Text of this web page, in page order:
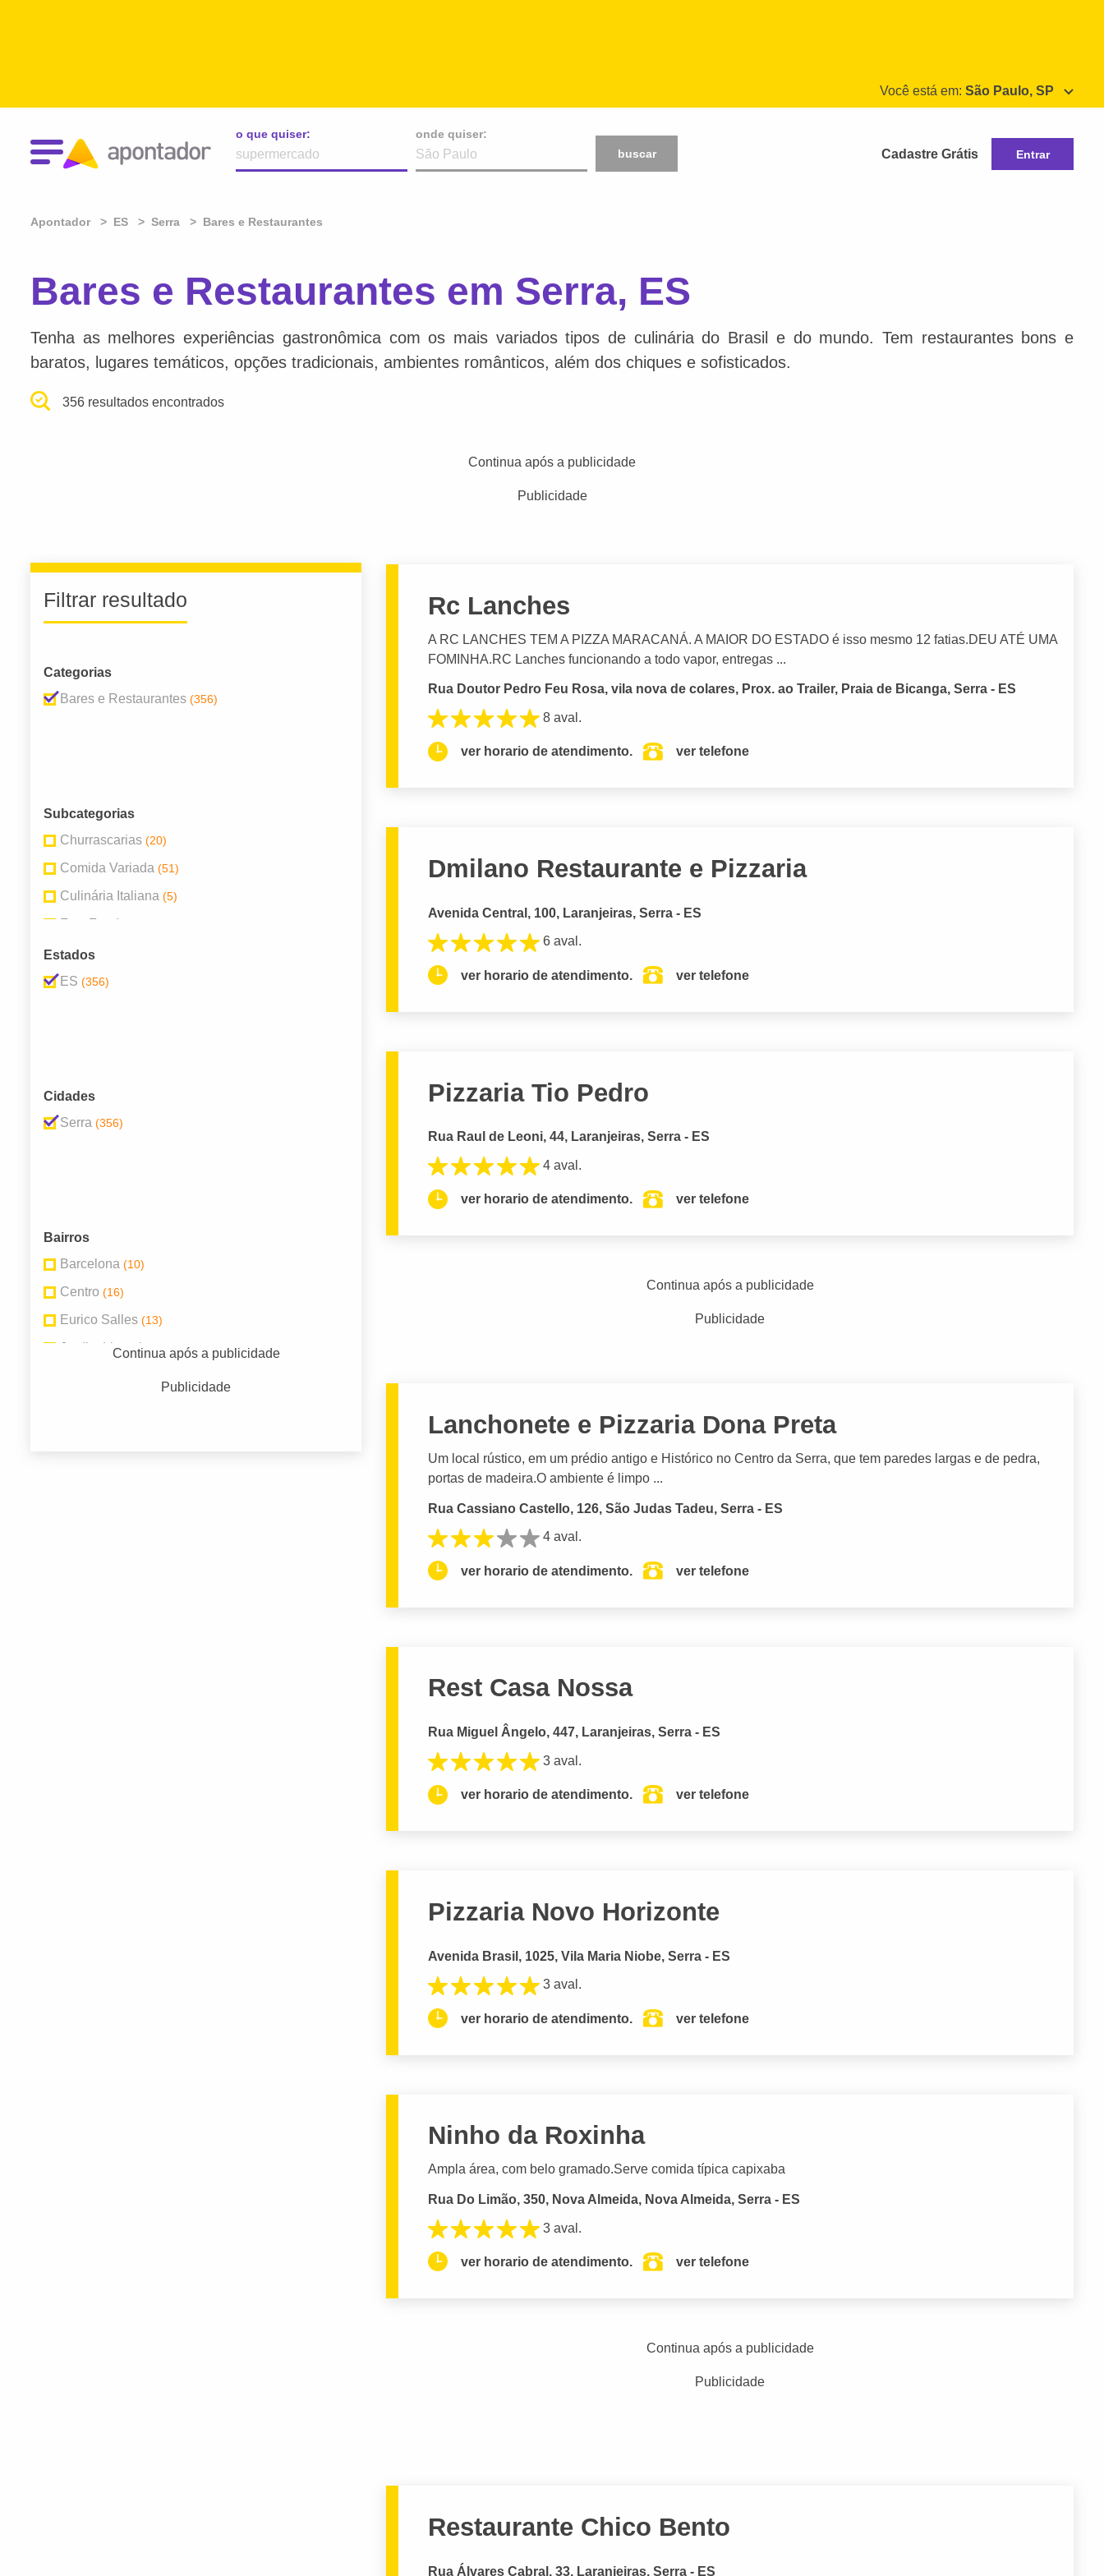
Você está em: São Paulo, SP
o que quiser:
onde quiser:
buscar
Cadastre Grátis Entrar
Apontador ES Serra Bares e Restaurantes
Bares e Restaurantes em Serra, ES
Tenha as melhores experiências gastronômica com os mais variados tipos de culinária do Brasil e do mundo. Tem restaurantes bons e
baratos, lugares temáticos, opções tradicionais, ambientes românticos, além dos chiques e sofisticados.
356 resultados encontrados
Continua após a publicidade
Publicidade
Filtrar resultado
Categorias
Bares e Restaurantes (356)
Subcategorias
Churrascarias (20)
Comida Variada (51)
Culinária Italiana (5)
Fast Food
Frutos do Mar
Lanchonetes
Sorveterias
Estados
ES (356)
Cidades
Serra (356)
Bairros
Barcelona (10)
Centro (16)
Eurico Salles (13)
Jardim Limoeiro(9)
Continua após a publicidade
Publicidade
Rc Lanches
A RC LANCHES TEM A PIZZA MARACANÁ. A MAIOR DO ESTADO é isso mesmo 12 fatias.DEU ATÉ UMA
FOMINHA.RC Lanches funcionando a todo vapor, entregas ...
Rua Doutor Pedro Feu Rosa, vila nova de colares, Prox. ao Trailer, Praia de Bicanga, Serra - ES
8 aval.
ver horario de atendimento. ver telefone
Dmilano Restaurante e Pizzaria
Avenida Central, 100, Laranjeiras, Serra - ES
6 aval.
ver horario de atendimento. ver telefone
Pizzaria Tio Pedro
Rua Raul de Leoni, 44, Laranjeiras, Serra - ES
4 aval.
ver horario de atendimento. ver telefone
Continua após a publicidade
Publicidade
Lanchonete e Pizzaria Dona Preta
Um local rústico, em um prédio antigo e Histórico no Centro da Serra, que tem paredes largas e de pedra,
portas de madeira.O ambiente é limpo ...
Rua Cassiano Castello, 126, São Judas Tadeu, Serra - ES
4 aval.
ver horario de atendimento. ver telefone
Rest Casa Nossa
Rua Miguel Ângelo, 447, Laranjeiras, Serra - ES
3 aval.
ver horario de atendimento. ver telefone
Pizzaria Novo Horizonte
Avenida Brasil, 1025, Vila Maria Niobe, Serra - ES
3 aval.
ver horario de atendimento. ver telefone
Ninho da Roxinha
Ampla área, com belo gramado.Serve comida típica capixaba
Rua Do Limão, 350, Nova Almeida, Nova Almeida, Serra - ES
3 aval.
ver horario de atendimento. ver telefone
Continua após a publicidade
Publicidade
Restaurante Chico Bento
Rua Álvares Cabral, 33, Laranjeiras, Serra - ES